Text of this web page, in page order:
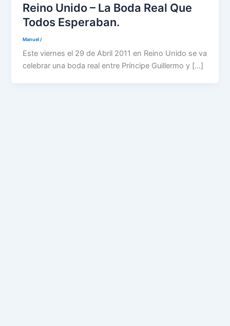
Reino Unido – La Boda Real Que
Todos Esperaban.
Manuel/
Este viernes el 29 de Abril 2011 en Reino Unido se va
celebrar una boda real entre Príncipe Guillermo y […]